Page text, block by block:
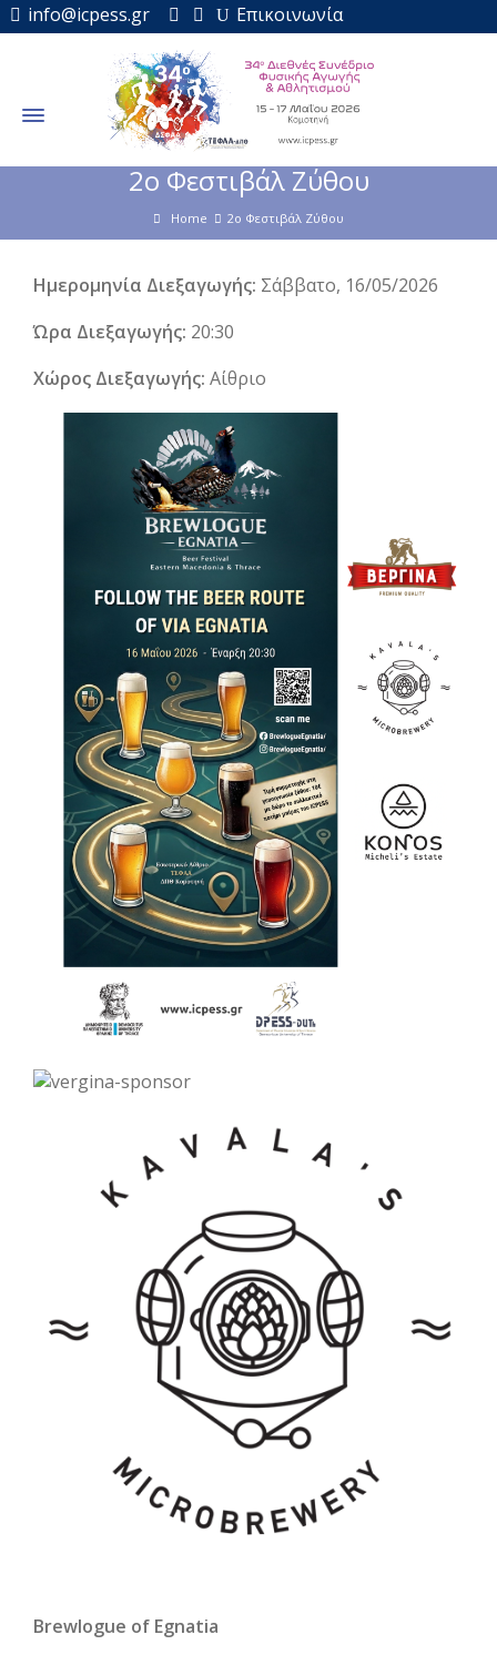
info@icpess.gr Επικοινωνία
2o Φεστιβάλ Ζύθου
Home 2o Φεστιβάλ Ζύθου
Ημερομηνία Διεξαγωγής: Σάββατο, 16/05/2026
Ώρα Διεξαγωγής: 20:30
Χώρος Διεξαγωγής: Αίθριο
Brewlogue of Egnatia